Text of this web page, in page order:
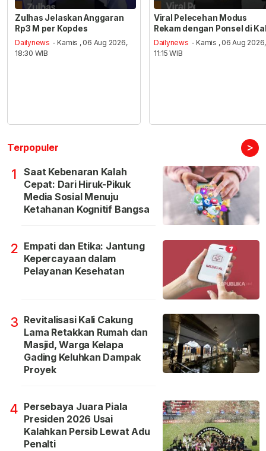
Zulhas Jelaskan Anggaran
Rp3 M per Kopdes
Dailynews - Kamis , 06 Aug 2026,
18:30 WIB
Viral Pelecehan Modus
Rekam dengan Ponsel di
Dailynews - Kamis , 06 Aug 2026,
11:15 WIB
Terpopuler >
1
Saat Kebenaran Kalah
Cepat: Dari Hiruk-Pikuk
Media Sosial Menuju
Ketahanan Kognitif Bangsa
2 Empati dan Etika: Jantung
Kepercayaan dalam
Pelayanan Kesehatan
3 Revitalisasi Kali Cakung
Lama Retakkan Rumah dan
Masjid, Warga Kelapa
Gading Keluhkan Dampak
Proyek
4 Persebaya Juara Piala
Presiden 2026 Usai
Kalahkan Persib Lewat Adu
Penalti